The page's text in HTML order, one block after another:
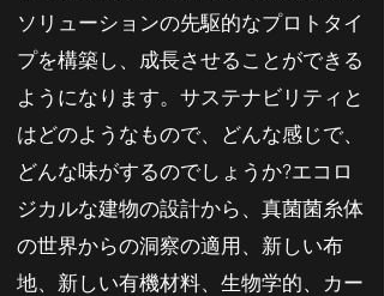
ソリューションの先駆的なプロトタイ
プを構築し、成長させることができる
ようになります。サステナビリティと
はどのようなもので、どんな感じで、
どんな味がするのでしょうか?エコロ
ジカルな建物の設計から、真菌菌糸体
の世界からの洞察の適用、新しい布
地、新しい有機材料、生物学的、カー